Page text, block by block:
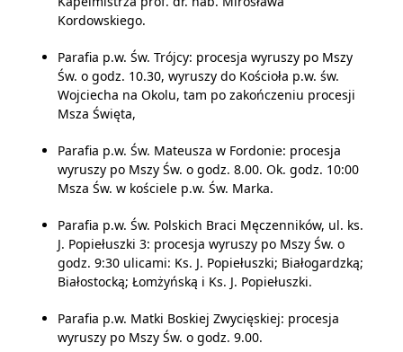
Kordowskiego.
Parafia p.w. Św. Trójcy: procesja wyruszy po Mszy
Św. o godz. 10.30, wyruszy do Kościoła p.w. św.
Wojciecha na Okolu, tam po zakończeniu procesji
Msza Święta,
Parafia p.w. Św. Mateusza w Fordonie: procesja
wyruszy po Mszy Św. o godz. 8.00. Ok. godz. 10:00
Msza Św. w kościele p.w. Św. Marka.
Parafia p.w. Św. Polskich Braci Męczenników, ul. ks.
J. Popiełuszki 3: procesja wyruszy po Mszy Św. o
godz. 9:30 ulicami: Ks. J. Popiełuszki; Białogardzką;
Białostocką; Łomżyńską i Ks. J. Popiełuszki.
Parafia p.w. Matki Boskiej Zwycięskiej: procesja
wyruszy po Mszy Św. o godz. 9.00.